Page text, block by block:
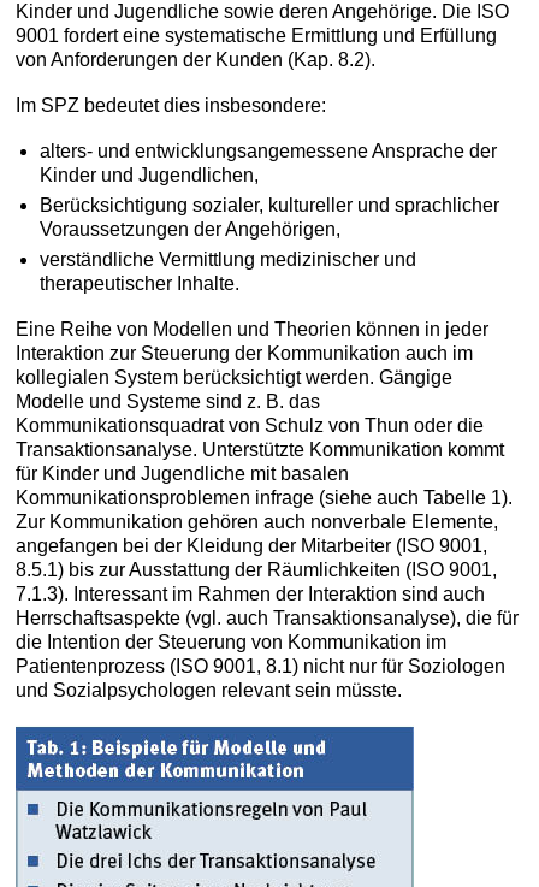
Kinder und Jugendliche sowie deren Angehörige. Die ISO
9001 fordert eine systematische Ermittlung und Erfüllung
von Anforderungen der Kunden (Kap. 8.2).
Im SPZ bedeutet dies insbesondere:
alters- und entwicklungsangemessene Ansprache der
Kinder und Jugendlichen,
Berücksichtigung sozialer, kultureller und sprachlicher
Voraussetzungen der Angehörigen,
verständliche Vermittlung medizinischer und
therapeutischer Inhalte.
Eine Reihe von Modellen und Theorien können in jeder
Interaktion zur Steuerung der Kommunikation auch im
kollegialen System berücksichtigt werden. Gängige
Modelle und Systeme sind z. B. das
Kommunikationsquadrat von Schulz von Thun oder die
Transaktionsanalyse. Unterstützte Kommunikation kommt
für Kinder und Jugendliche mit basalen
Kommunikationsproblemen infrage (siehe auch Tabelle 1).
Zur Kommunikation gehören auch nonverbale Elemente,
angefangen bei der Kleidung der Mitarbeiter (ISO 9001,
8.5.1) bis zur Ausstattung der Räumlichkeiten (ISO 9001,
7.1.3). Interessant im Rahmen der Interaktion sind auch
Herrschaftsaspekte (vgl. auch Transaktionsanalyse), die für
die Intention der Steuerung von Kommunikation im
Patientenprozess (ISO 9001, 8.1) nicht nur für Soziologen
und Sozialpsychologen relevant sein müsste.